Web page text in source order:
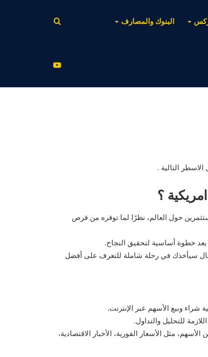
البنوك والمصارف
عن
التالية .
؟
حول العالم، نظرًا لما توفره من فرص
يعد خطوة أساسية لتحقيق النجاح.
سيأخذك في رحلة شاملة للتعرف على أفضل
شراء وبيع الأسهم عبر الإنترنت.
للتحليل والتداول.
مثل الأسعار الفورية، الأخبار الاقتصادية،